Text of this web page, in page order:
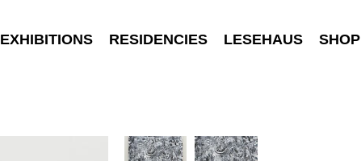
EXHIBITIONS RESIDENCIES LESEHAUS SHOP